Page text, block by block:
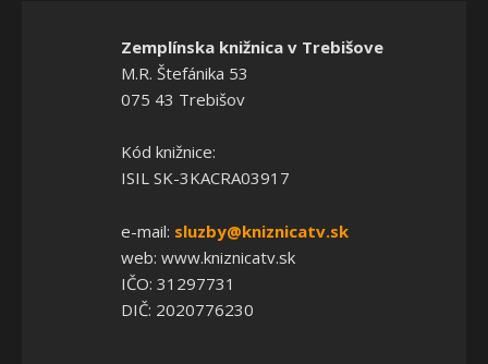
Zemplínska knižnica v Trebišove
M.R. Štefánika 53
075 43 Trebišov
Kód knižnice:
ISIL SK-3KACRA03917
e-mail: sluzby@kniznicatv.sk
web: www.kniznicatv.sk
IČO: 31297731
DIČ: 2020776230